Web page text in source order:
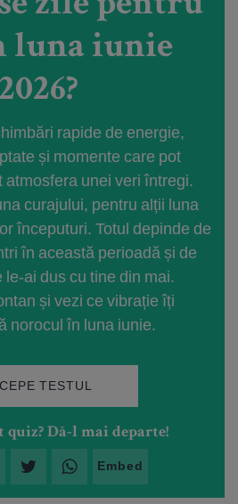
luna iunie
2026?
rapide de energie,
și momente care pot
atmosfera unei veri întregi.
curajului, pentru alții luna
începuturi. Totul depinde de
în această perioadă și de
le-ai dus cu tine din mai.
și vezi ce vibrație îți
norocul în luna iunie.
TESTUL
quiz? Dă-l mai departe!
Embed